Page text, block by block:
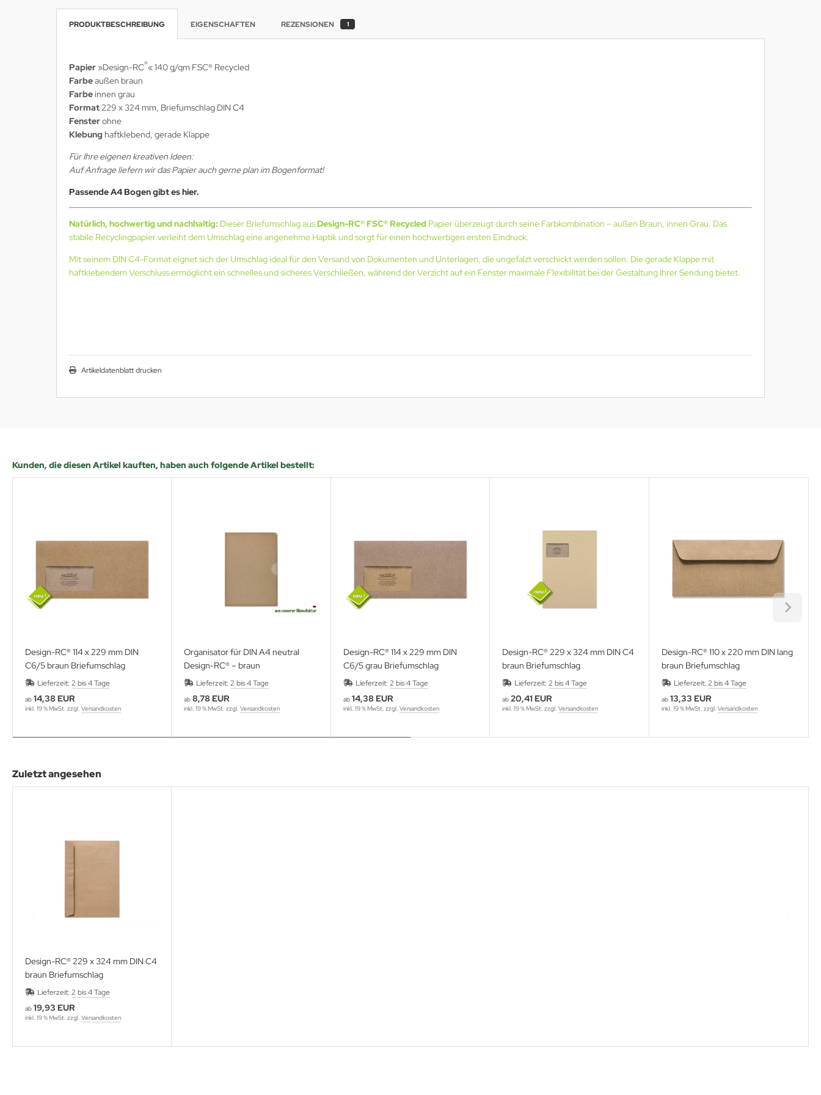
PRODUKTBESCHREIBUNG EIGENSCHAFTEN REZENSIONEN 1
Papier »Design-RC®« 140 g/qm FSC® Recycled
Farbeaußen braun
Farbe innen grau
Format229 x 324 mm, Briefumschlag DIN C4
Fensterohne
Klebung haftklebend, gerade Klappe
Für Ihre eigenen kreativen Ideen:
Auf Anfrage liefern wir das Papier auch gerne plan im Bogenformat!
Passende A4 Bogen gibt es hier.
Natürlich, hochwertig und nachhaltig: Dieser Briefumschlag ausDesign-RC® FSC® Recycled Papier überzeugt durch seine Farbkombination – außen Braun, innen Grau. Das
stabile Recyclingpapier verleiht dem Umschlag eine angenehme Haptik und sorgt für einen hochwertigen ersten Eindruck.
Mit seinem DIN C4-Format eignet sich der Umschlag ideal für den Versand von Dokumenten und Unterlagen, die ungefalzt verschickt werden sollen. Die gerade Klappe mit
haftklebendem Verschluss ermöglicht ein schnelles und sicheres Verschließen, während der Verzicht auf ein Fenster maximale Flexibilität bei der Gestaltung Ihrer Sendung bietet.
Artikeldatenblatt drucken
Kunden, die diesen Artikel kauften, haben auch folgende Artikel bestellt:
Design-RC® 114 x 229 mm DIN
C6/5 braun Briefumschlag
Lieferzeit: 2 bis 4 Tage
ab 14,38 EUR
inkl. 19 % MwSt. zzgl. Versandkosten
Organisator für DIN A4 neutral
Design-RC® – braun
Lieferzeit:2 bis 4 Tage
ab 8,78 EUR
inkl. 19 % MwSt. zzgl.Versandkosten
Design-RC® 114 x 229 mm DIN
C6/5 grau Briefumschlag
Lieferzeit: 2 bis 4 Tage
ab 14,38 EUR
inkl. 19 % MwSt. zzgl. Versandkosten
Design-RC® 229 x 324 mm DIN C4
braun Briefumschlag
Lieferzeit:2 bis 4 Tage
ab 20,41 EUR
inkl. 19 % MwSt. zzgl.Versandkosten
Design-RC® 110 x 220 mm DIN lang
braun Briefumschlag
Lieferzeit: 2 bis 4 Tage
ab 13,33 EUR
inkl. 19 % MwSt. zzgl. Versandkosten
Zuletzt angesehen
Design-RC® 229 x 324 mm DIN C4
braun Briefumschlag
Lieferzeit: 2 bis 4 Tage
ab 19,93 EUR
inkl. 19 % MwSt. zzgl. Versandkosten